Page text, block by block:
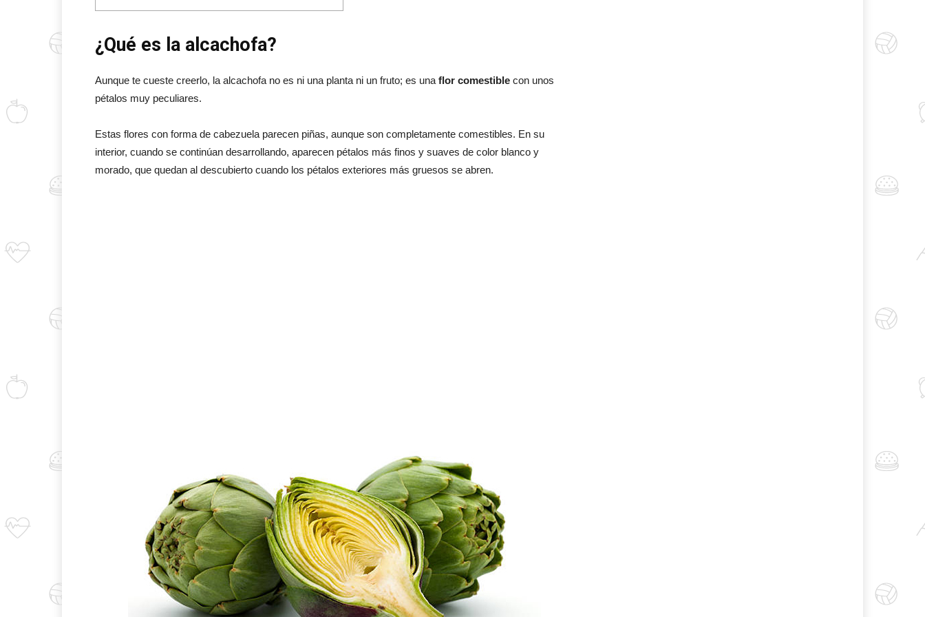
¿Qué es la alcachofa?
Aunque te cueste creerlo, la alcachofa no es ni una planta ni un fruto; es una flor comestible con unos
pétalos muy peculiares.
Estas flores con forma de cabezuela parecen piñas, aunque son completamente comestibles. En su
interior, cuando se continúan desarrollando, aparecen pétalos más finos y suaves de color blanco y
morado, que quedan al descubierto cuando los pétalos exteriores más gruesos se abren.